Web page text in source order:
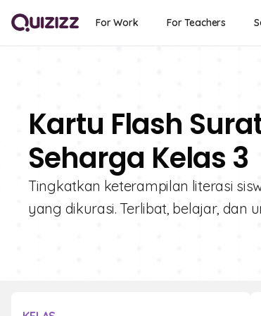
For Work For Teachers
Kartu Flash
Seharga Kelas 3
Tingkatkan keterampilan literasi
yang dikurasi. Terlibat, belajar, dan